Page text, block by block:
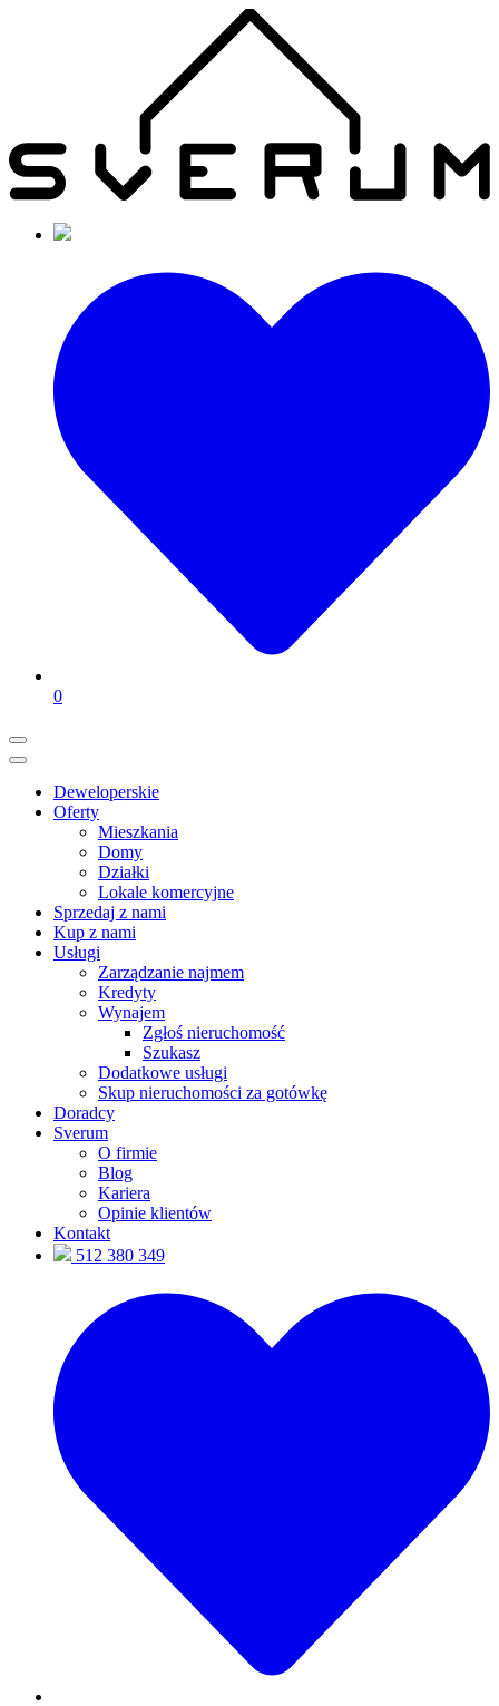
0
Deweloperskie
Oferty
Mieszkania
Domy
Działki
Lokale komercyjne
Sprzedaj z nami
Kup z nami
Usługi
Zarządzanie najmem
Kredyty
Wynajem
Zgłoś nieruchomość
Szukasz
Dodatkowe usługi
Skup nieruchomości za gotówkę
Doradcy
Sverum
O firmie
Blog
Kariera
Opinie klientów
Kontakt
512 380 349